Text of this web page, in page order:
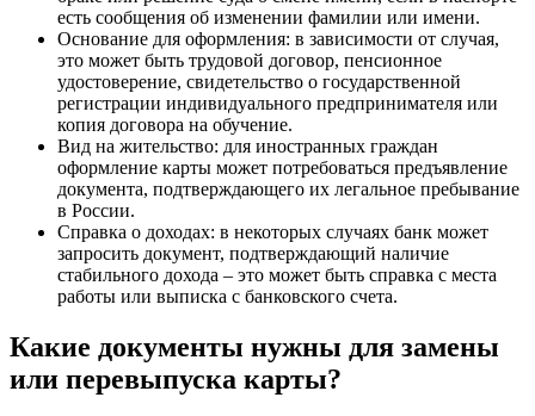
есть сообщения об изменении фамилии или имени.
Основание для оформления: в зависимости от случая,
это может быть трудовой договор, пенсионное
удостоверение, свидетельство о государственной
регистрации индивидуального предпринимателя или
копия договора на обучение.
Вид на жительство: для иностранных граждан
оформление карты может потребоваться предъявление
документа, подтверждающего их легальное пребывание
в России.
Справка о доходах: в некоторых случаях банк может
запросить документ, подтверждающий наличие
стабильного дохода – это может быть справка с места
работы или выписка с банковского счета.
Какие документы нужны для замены
или перевыпуска карты?